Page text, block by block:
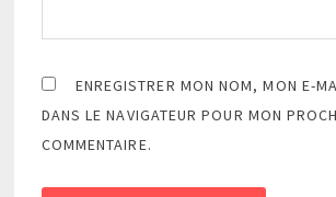
ENREGISTRER MON NOM, MON E-
DANS LE NAVIGATEUR POUR MON
COMMENTAIRE.